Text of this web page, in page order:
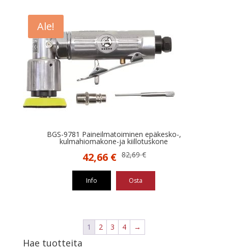
Ale!
BGS-9781 Paineilmatoiminen epäkesko-,
kulmahiomakone-ja kiillotuskone
82,69€
Alkuperäinen
82,69 €.
42,66 €Nykyinen
42,66 €.
Info Osta
1 2 3 4 →
Hae tuotteita